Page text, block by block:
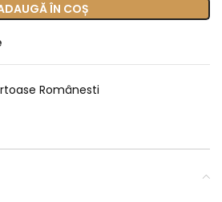
ÎN COȘ
Românesti